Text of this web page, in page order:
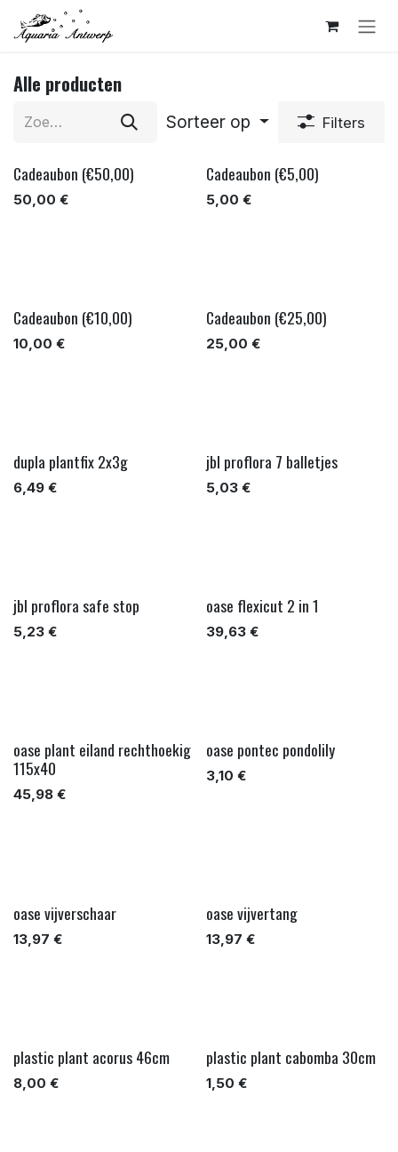
Overslaan naar inhoud
Alle producten
Sorteer op Filters
Cadeaubon (€50,00)
50,00 €
Cadeaubon (€5,00)
5,00 €
Cadeaubon (€10,00)
10,00 €
Cadeaubon (€25,00)
25,00 €
dupla plantfix 2x3g
6,49 €
jbl proflora 7 balletjes
5,03€
jbl proflora safe stop
5,23 €
oase flexicut 2 in 1
39,63€
oase plant eiland rechthoekig
115x40
45,98 €
oase pontec pondolily
3,10 €
oase vijverschaar
13,97 €
oase vijvertang
13,97 €
plastic plant acorus 46cm
8,00 €
plastic plant cabomba 30cm
1,50 €